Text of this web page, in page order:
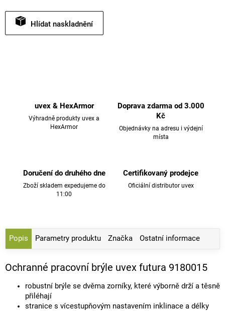
Hlídat
uvex & HexArmor
Výhradně produkty uvex a
HexArmor
Doprava zdarma od 3.000
Kč
Objednávky na adresu i výdejní
místa
Doručení do druhého dne
Zboží skladem expedujeme do
11:00
Certifikovaný prodejce
Oficiální distributor uvex
Popis Parametry produktu Značka Ostatní informace
Ochranné pracovní brýle uvex futura 9180015
robustní brýle se dvěma zorníky, které výborně drží a těsně
přiléhají
stranice s vícestupňovým nastavením inklinace a délky